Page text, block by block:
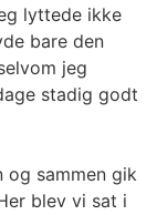
lyttede ikke
bare den
jeg
stadig godt
og sammen gik
blev vi sat i